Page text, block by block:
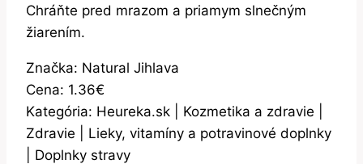
Chráňte pred mrazom a priamym slnečným
žiarením.
Značka: Natural Jihlava
Cena: 1.36€
Kategória: Heureka.sk | Kozmetika a zdravie |
Zdravie | Lieky, vitamíny a potravinové doplnky
| Doplnky stravy